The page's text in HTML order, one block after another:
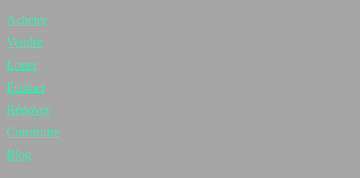
Acheter
Vendre
Louer
Estimer
Rénover
Construire
Blog